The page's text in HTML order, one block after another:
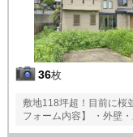
36枚
敷地118坪超！目前に桜
フォーム内容】 ・外壁